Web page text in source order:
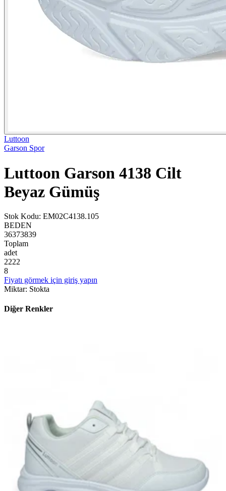
Luttoon
Garson Spor
Luttoon Garson 4138 Cilt
Beyaz Gümüş
Stok Kodu: EM02C4138.105
BEDEN
36373839
Toplam
adet
2222
8
Fiyatı görmek için giriş yapın
Miktar: Stokta
Diğer Renkler